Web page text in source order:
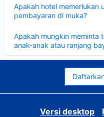
Apakah hotel memerlukan
pembayaran di muka?
Apakah mungkin meminta
anak-anak atau ranjang
Versi desktop